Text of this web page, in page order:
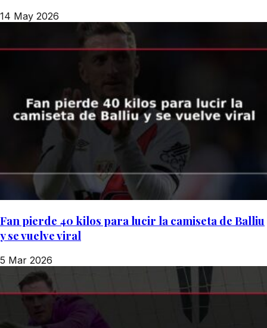
14 May 2026
Fan pierde 40 kilos para lucir la camiseta de Balliu
y se vuelve viral
5 Mar 2026